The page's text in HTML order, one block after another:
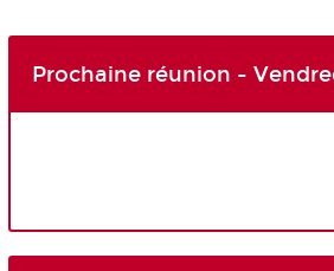
Prochaine réunion -